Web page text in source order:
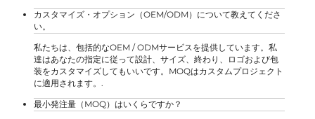
カスタマイズ・オプション（OEM/ODM）について教えてくださ
い。
私たちは、包括的なOEM / ODMサービスを提供しています。私
達はあなたの指定に従って設計、サイズ、終わり、ロゴおよび包
装をカスタマイズしてもいいです。MOQはカスタムプロジェクト
に適用されます。.
最小発注量（MOQ）はいくらですか？